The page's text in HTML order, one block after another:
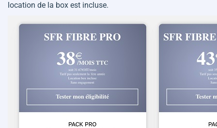
location de la box est incluse.